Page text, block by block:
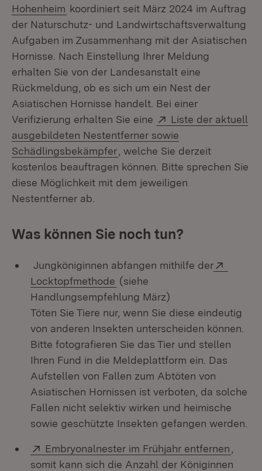
Hohenheim (Öffnet in neuem Fenster)
koordiniert seit März 2024 im Auftrag
der Naturschutz- und Landwirtschaftsverwaltung
Aufgaben im Zusammenhang mit der Asiatischen
Hornisse. Nach Einstellung Ihrer Meldung
erhalten Sie von der Landesanstalt eine
Rückmeldung, ob es sich um ein Nest der
Asiatischen Hornisse handelt. Bei einer
Verifizierung erhalten Sie eine
Extern:
Liste der aktuell
ausgebildeten Nestentferner sowie
Schädlingsbekämpfer (Öffnet in neuem Fenster)
, welche Sie derzeit
kostenlos beauftragen können. Bitte sprechen Sie
diese Möglichkeit mit dem jeweiligen
Nestentferner ab.
Was können Sie noch tun?
Jungköniginnen abfangen mithilfe der
Locktopfmethode (Öffnet in neuem Fenster)
(siehe
Handlungsempfehlung März)
Töten Sie Tiere nur, wenn Sie diese eindeutig
von anderen Insekten unterscheiden können.
Bitte fotografieren Sie das Tier und stellen
Ihren Fund in die Meldeplattform ein. Das
Aufstellen von Fallen zum Abtöten von
Asiatischen Hornissen ist verboten, da solche
Fallen nicht selektiv wirken und heimische
sowie geschützte Insekten gefangen werden.
Extern:
Embryonalnester im Frühjahr entfernen
somit kann sich die Anzahl der Königinnen